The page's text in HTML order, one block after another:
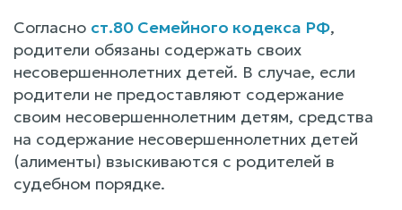
Согласно ст.80 Семейного кодекса РФ,
родители обязаны содержать своих
несовершеннолетних детей. В случае, если
родители не предоставляют содержание
своим несовершеннолетним детям, средства
на содержание несовершеннолетних детей
(алименты) взыскиваются с родителей в
судебном порядке.